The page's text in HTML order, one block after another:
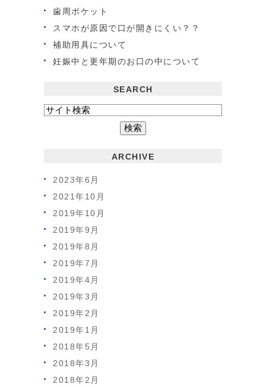
歯周ポケット
スマホが原因で口が開きにくい？？
補助用具について
妊娠中と更年期のお口の中について
SEARCH
ARCHIVE
2023年6月
2021年10月
2019年10月
2019年9月
2019年8月
2019年7月
2019年4月
2019年3月
2019年2月
2019年1月
2018年5月
2018年3月
2018年2月